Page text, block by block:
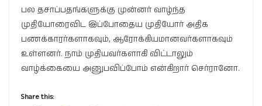
பல தசாப்பதங்களுக்கு முன்னர் வாழ்ந்த
முதியோரைவிட இப்போதைய முதியோர் அதிக
பணக்காரர்களாகவும், ஆரோக்கியமானவர்களாகவும்
உள்ளனர். நாம் முதியவர்களாகி விட்டாலும்
வாழ்க்கையை அனுபவிப்போம் என்கிறார் செர்ரானோ.
Share this: